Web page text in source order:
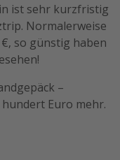
ist sehr kurzfristig
Normalerweise
so günstig haben
–
Euro mehr.